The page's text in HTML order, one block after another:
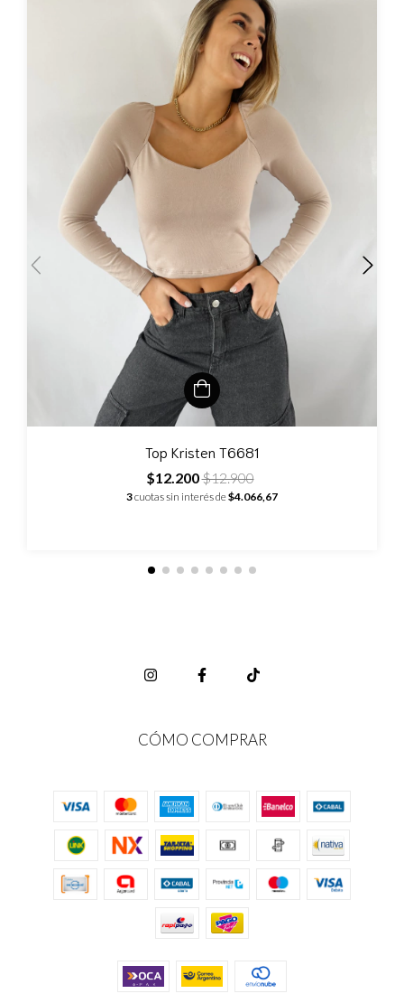
Top Kristen T6681
$12.200$12.900
3cuotas sin interés de$4.066,67
CÓMO COMPRAR